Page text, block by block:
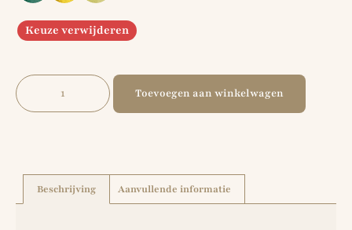
Keuze verwijderen
Toevoegen aan winkelwagen
Beschrijving Aanvullende informatie